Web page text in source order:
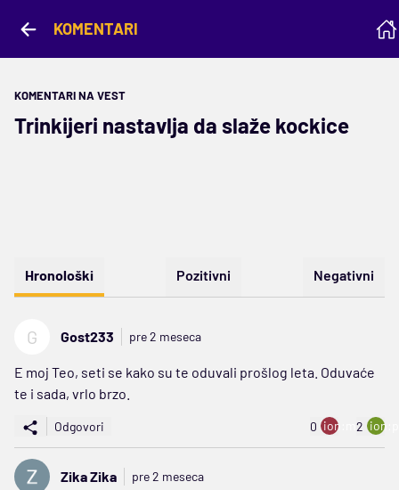
KOMENTARI
KOMENTARI NA VEST
Trinkijeri nastavlja da slaže kockice
Hronološki Pozitivni Negativni
G Gost233 pre 2 meseca
E moj Teo, seti se kako su te oduvali prošlog leta. Oduvaće
te i sada, vrlo brzo.
Odgovori 0 ion:minus
2
Zika Zika pre 2 meseca